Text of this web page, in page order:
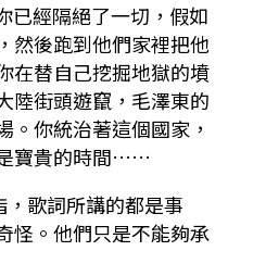
已經隔絕了一切，假如
然後跑到他們家裡把他
在替自己挖掘地獄的墳
陸街頭遊竄，毛澤東的
。你統治著這個國家，
寶貴的時間……
歌詞所講的都是事
怪。他們只是不能夠承